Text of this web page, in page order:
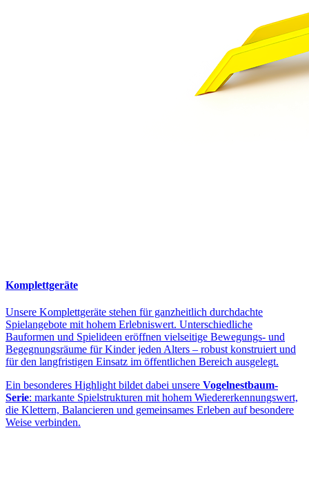
Komplettgeräte
Unsere Komplettgeräte stehen für ganzheitlich durchdachte
Spielangebote mit hohem Erlebniswert. Unterschiedliche
Bauformen und Spielideen eröffnen vielseitige Bewegungs- und
Begegnungsräume für Kinder jeden Alters – robust konstruiert und
für den langfristigen Einsatz im öffentlichen Bereich ausgelegt.
Ein besonderes Highlight bildet dabei unsere Vogelnestbaum-
Serie: markante Spielstrukturen mit hohem Wiedererkennungswert,
die Klettern, Balancieren und gemeinsames Erleben auf besondere
Weise verbinden.